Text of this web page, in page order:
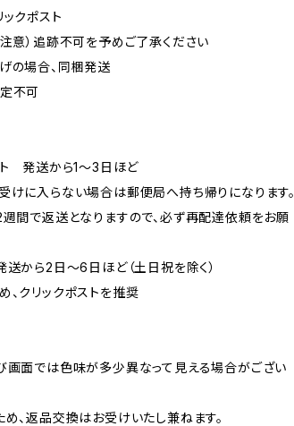
クポスト
注意）追跡不可を予めご了承ください
の場合、同梱発送
不可
ト 発送から1〜3日ほど
けに入らない場合は郵便局へ持ち帰りになります。
間で返送となりますので、必ず再配達依頼をお願
から2日〜6日ほど（土日祝を除く）
、クリックポストを推奨
画面では色味が多少異なって見える場合がござい
め、返品交換はお受けいたし兼ねます。